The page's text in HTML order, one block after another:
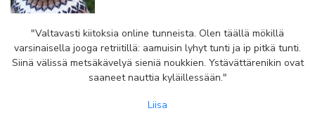
"Valtavasti kiitoksia online tunneista. Olen täällä mökillä
varsinaisella jooga retriitillä: aamuisin lyhyt tunti ja ip pitkä tunti.
Siinä välissä metsäkävelyä sieniä noukkien. Ystävättärenikin ovat
saaneet nauttia kyläillessään."
Liisa